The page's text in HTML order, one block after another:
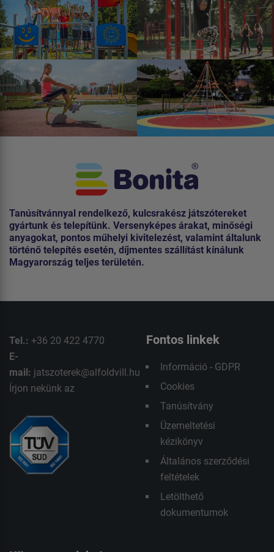
Tanúsítvánnyal rendelkező, kulcsrakész játszótereket
gyártunk és telepítünk. Versenyképes árakat, minőségi
anyagokat, pontos műhelyi kivitelezést, valamint általunk
történő telepítés esetén, díjmentes szállítást kínálunk
Magyarország teljes területén.
Tel.: +36 20 422 4770
E-
mail: jatszoterek@alfoldvill.hu
Írjon nekünk az
Fontos linkek
Információ - GDPR
Cookies
Tanúsítvány
Üzemeltetési
kézikönyv
Általános szerződési
feltételek
Letölthető
dokumentumok